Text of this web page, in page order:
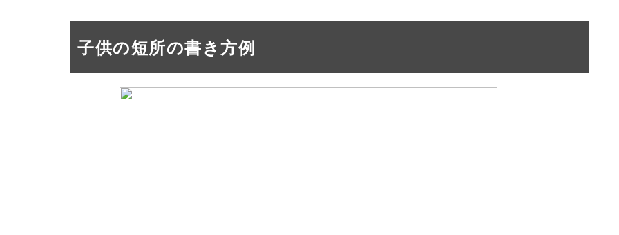
子供の短所の書き方例